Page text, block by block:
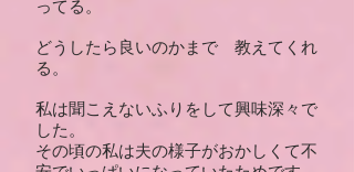
ってる。
どうしたら良いのかまで 教えてくれ
る。
私は聞こえないふりをして興味深々で
した。
その頃の私は夫の様子がおかしくて不